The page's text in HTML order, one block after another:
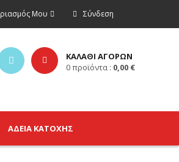
Σύνδεση
Μου
ΚΑΛΑΘΙ ΑΓΟΡΩΝ
0προϊόντα : 0,00 €
ΑΔΕΙΑ ΚΑΤΟΧΗΣ